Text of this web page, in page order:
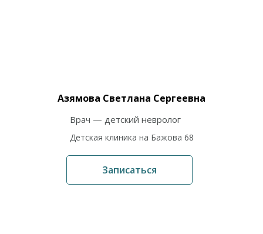
Азямова Светлана Сергеевна
Врач — детский невролог
Детская клиника на Бажова 68
Записаться